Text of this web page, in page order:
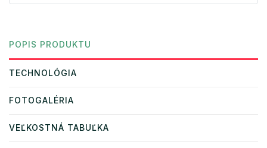
POPIS PRODUKTU
TECHNOLÓGIA
FOTOGALÉRIA
VEĽKOSTNÁ TABUĽKA